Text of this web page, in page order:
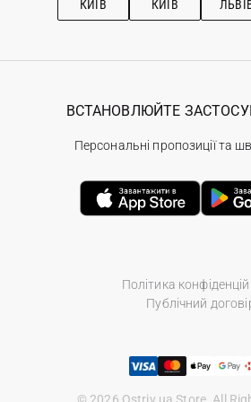
КИЇВ КИЇВ
Політика
Публічний
ВСТАНОВЛЮЙТЕ
Персональні пропозиції та